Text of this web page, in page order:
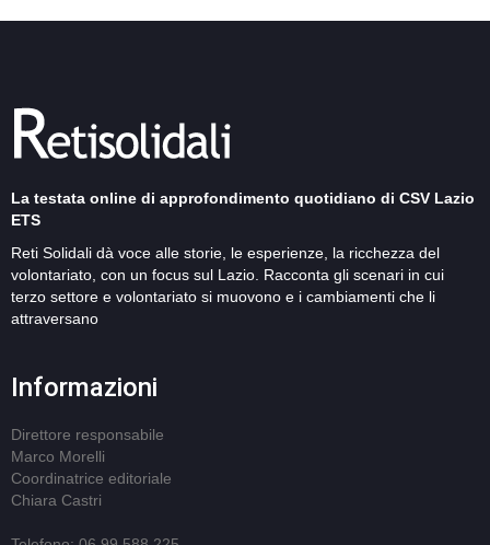
La testata online di approfondimento quotidiano di CSV Lazio
ETS
Reti Solidali dà voce alle storie, le esperienze, la ricchezza del
volontariato, con un focus sul Lazio. Racconta gli scenari in cui
terzo settore e volontariato si muovono e i cambiamenti che li
attraversano
Informazioni
Direttore responsabile
Marco Morelli
Coordinatrice editoriale
Chiara Castri